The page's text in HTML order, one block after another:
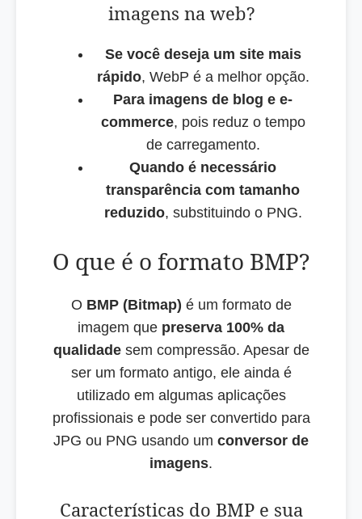
imagens na web?
Se você deseja um site mais
rápido, WebP é a melhor opção.
Para imagens de blog e e-
commerce, pois reduz o tempo
de carregamento.
Quando é necessário
transparência com tamanho
reduzido, substituindo o PNG.
O que é o formato BMP?
O BMP (Bitmap) é um formato de
imagem que preserva 100% da
qualidadesem compressão. Apesar de
ser um formato antigo, ele ainda é
utilizado em algumas aplicações
profissionais e pode ser convertido para
JPG ou PNG usando um conversor de
imagens.
Características do BMP e sua